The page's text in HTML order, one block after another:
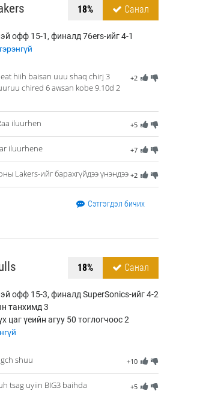
18% Санал
офф 15-1, финалд 76ers-ийг 4-1
+2
hiih baisan uuu shaq chirj 3
chired 6 awsan kobe 9.10d 2
+5
iluurhen
+7
iluurhene
+2
Lakers-ийг барахгүйдээ үнэндээ
Сэтгэгдэл бичих
18% Санал
офф 15-3, финалд SuperSonics-ийг 4-2
танхимд 3
цаг үеийн агуу 50 тоглогчоос 2
+10
shuu
+5
tsag uyiin BIG3 baihda